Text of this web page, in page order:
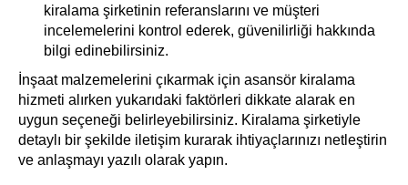
kiralama şirketinin referanslarını ve müşteri
incelemelerini kontrol ederek, güvenilirliği hakkında
bilgi edinebilirsiniz.
İnşaat malzemelerini çıkarmak için asansör kiralama
hizmeti alırken yukarıdaki faktörleri dikkate alarak en
uygun seçeneği belirleyebilirsiniz. Kiralama şirketiyle
detaylı bir şekilde iletişim kurarak ihtiyaçlarınızı netleştirin
ve anlaşmayı yazılı olarak yapın.